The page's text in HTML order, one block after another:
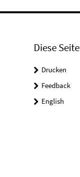
Diese Seite
Drucken
Feedback
English